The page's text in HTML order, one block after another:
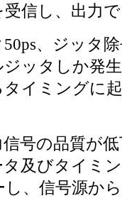
信し、出力
、ジッタ
ッタしか発
イミングに
号の品質が
タ及びタイミ
、信号源か